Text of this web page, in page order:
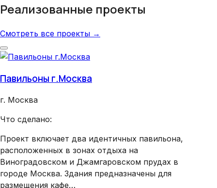
Реализованные проекты
Смотреть все проекты →
Павильоны г.Москва
г. Москва
Что сделано:
Проект включает два идентичных павильона,
расположенных в зонах отдыха на
Виноградовском и Джамгаровском прудах в
городе Москва. Здания предназначены для
размещения кафе…